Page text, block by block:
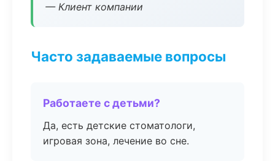
— Клиент компании
Часто задаваемые вопросы
Работаете с детьми?
Да, есть детские стоматологи,
игровая зона, лечение во сне.